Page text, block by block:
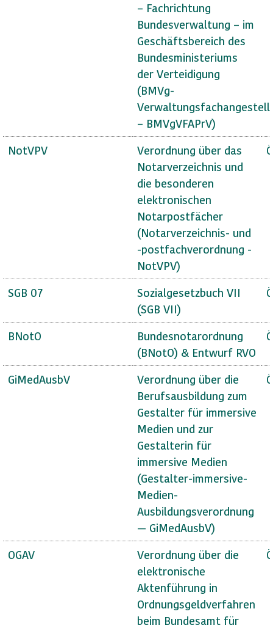
– Fachrichtung
Bundesverwaltung – im
Geschäftsbereich des
Bundesministeriums
der Verteidigung
(BMVg-
– BMVgVFAPrV)
NotVPV
Verordnung über das
Notarverzeichnis und
die besonderen
elektronischen
Notarpostfächer
(Notarverzeichnis- und
-postfachverordnung -
NotVPV)
SGB 07
Sozialgesetzbuch VII
(SGB VII)
BNotO
Bundesnotarordnung
(BNotO) & Entwurf RVO
GiMedAusbV
Verordnung über die
Berufsausbildung zum
Gestalter für immersive
Medien und zur
Gestalterin für
immersive Medien
(Gestalter-immersive-
Medien-
Ausbildungsverordnung
— GiMedAusbV)
OGAV
Verordnung über die
elektronische
Aktenführung in
Ordnungsgeldverfahren
beim Bundesamt für